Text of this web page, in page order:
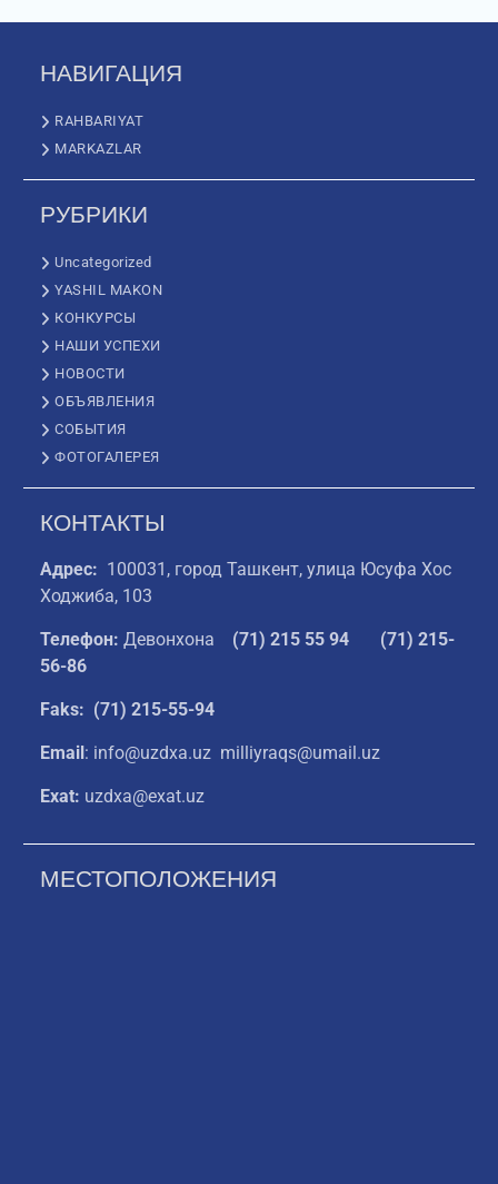
НАВИГАЦИЯ
RAHBARIYAT
MARKAZLAR
РУБРИКИ
Uncategorized
YASHIL MAKON
КОНКУРСЫ
НАШИ УСПЕХИ
НОВОСТИ
ОБЪЯВЛЕНИЯ
СОБЫТИЯ
ФОТОГАЛЕРЕЯ
КОНТАКТЫ
Адрес: 100031, город Ташкент, улица Юсуфа Хос
Ходжиба, 103
Телефон: Девонхона (71) 215 55 94
(71) 215-
56-86
Faks: (71) 215-55-94
Email: info@uzdxa.uz milliyraqs@umail.uz
Exat: uzdxa@exat.uz
МЕСТОПОЛОЖЕНИЯ